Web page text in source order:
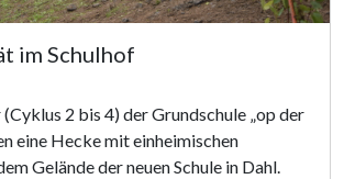
im Schulhof
2 bis 4) der Grundschule „op der
eine Hecke mit einheimischen
Gelände der neuen Schule in Dahl.